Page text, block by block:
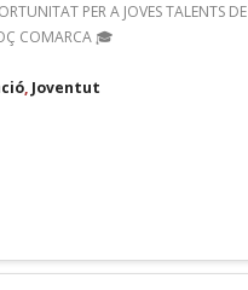
PER A JOVES TALENTS DE
COMARCA 🎓
,Joventut